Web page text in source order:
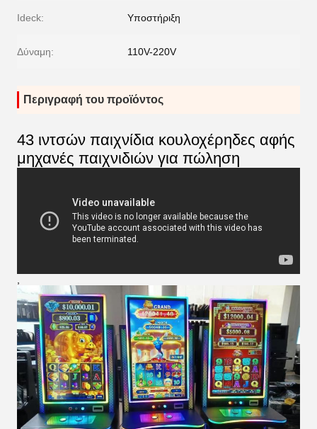
Ideck: Υποστήριξη
Δύναμη: 110V-220V
Περιγραφή του προϊόντος
43 ιντσών παιχνίδια κουλοχέρηδες αφής
μηχανές παιχνιδιών για πώληση